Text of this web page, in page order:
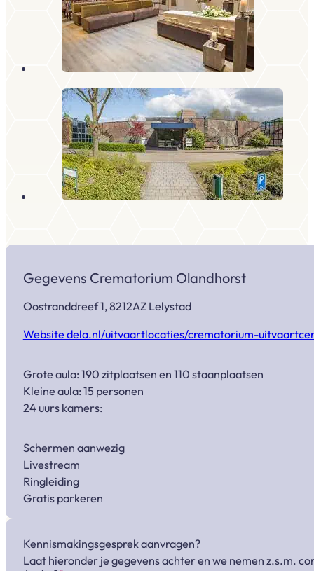
Gegevens Crematorium Olandhorst
Oostranddreef 1, 8212AZ Lelystad
Website dela.nl/uitvaartlocaties/crematorium-
Grote aula: 190 zitplaatsen en 110 staanplaatsen
Kleine aula: 15 personen
24 uurs kamers:
Schermen aanwezig
Livestream
Ringleiding
Gratis parkeren
Kennismakingsgesprek aanvragen?
Laat hieronder je gegevens achter en we nemen z.s.m.